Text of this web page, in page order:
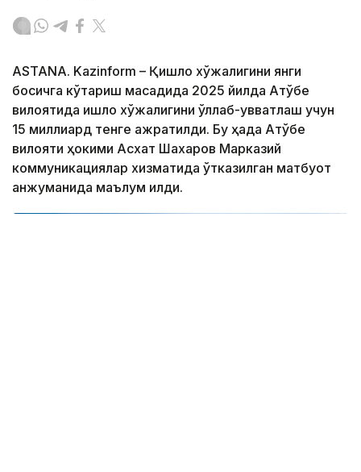
ASTANA. Kazinform – Қишлоқ хўжалигини янги
босқичга кўтариш мақсадида 2025 йилда Ақтўбе
вилоятида қишлоқ хўжалигини қўллаб-қувватлаш учун
15 миллиард тенге ажратилди. Бу ҳақда Ақтўбе
вилояти ҳокими Асхат Шахаров Марказий
коммуникациялар хизматида ўтказилган матбуот
анжуманида маълум қилди.